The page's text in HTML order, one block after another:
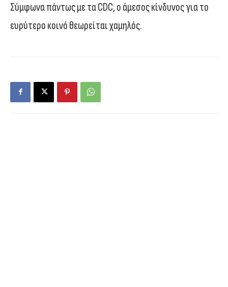
Σύμφωνα πάντως με τα CDC, ο άμεσος κίνδυνος για το
ευρύτερο κοινό θεωρείται χαμηλός.